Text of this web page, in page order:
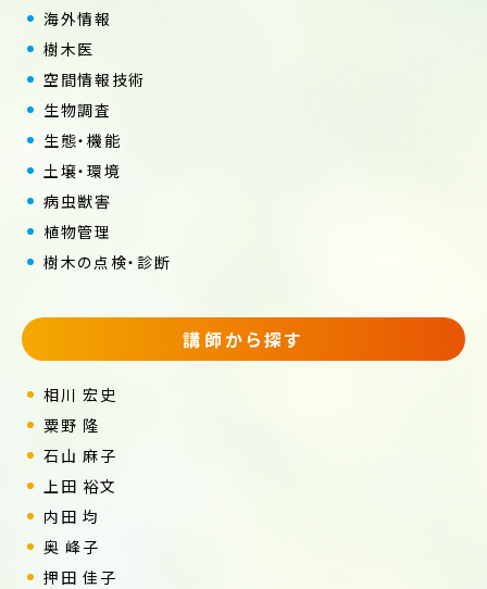
海外情報
樹木医
空間情報技術
生物調査
生態・機能
土壌・環境
病虫獣害
植物管理
樹木の点検・診断
講師から探す
相川 宏史
粟野 隆
石山 麻子
上田 裕文
内田 均
奥 峰子
押田 佳子